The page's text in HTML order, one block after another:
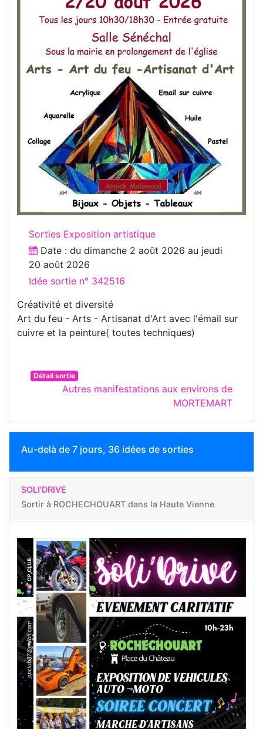
Sorties Exposition artistique
Date : du dimanche 2 août 2026 au jeudi
20 août 2026
Idée sortie n° 342516
Créativité et diversité
Art du feu - Arts - Artisanat d'Art avec l'émail sur
cuivre et la peinture( toutes techniques)
Détail sortie
Autres manifestations aux environs de
MORTEMART
Au-delà de 7 jours, 36 idées de sorties
SOLI'DRIVE
Sortir à ROCHECHOUART dans la Haute Vienne